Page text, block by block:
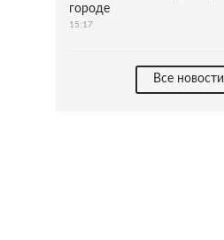
городе
15:17
Все новости